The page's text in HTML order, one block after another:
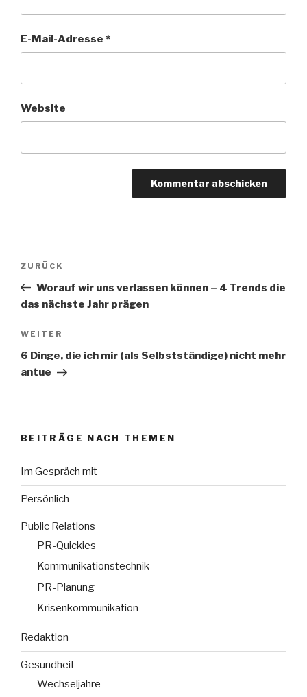
E-Mail-Adresse *
Website
Beitragsnavigation
Vorheriger
Beitrag
ZURÜCK
Worauf wir uns verlassen können – 4 Trends die
das nächste Jahr prägen
Nächster
Beitrag
WEITER
6 Dinge, die ich mir (als Selbstständige) nicht mehr
antue
BEITRÄGE NACH THEMEN
Im Gespräch mit
Persönlich
Public Relations
PR-Quickies
Kommunikationstechnik
PR-Planung
Krisenkommunikation
Redaktion
Gesundheit
Wechseljahre